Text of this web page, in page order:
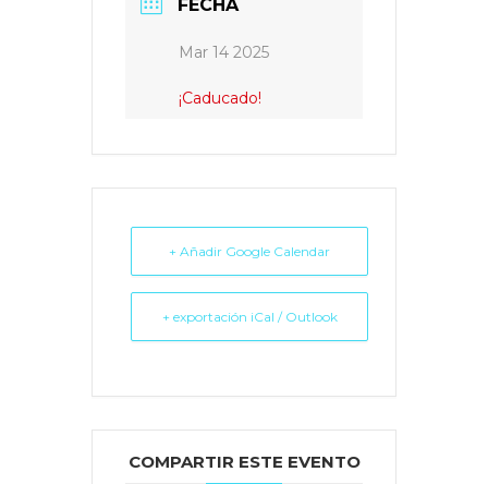
FECHA
Mar 14 2025
¡Caducado!
+ Añadir Google Calendar
+ exportación iCal / Outlook
COMPARTIR ESTE EVENTO